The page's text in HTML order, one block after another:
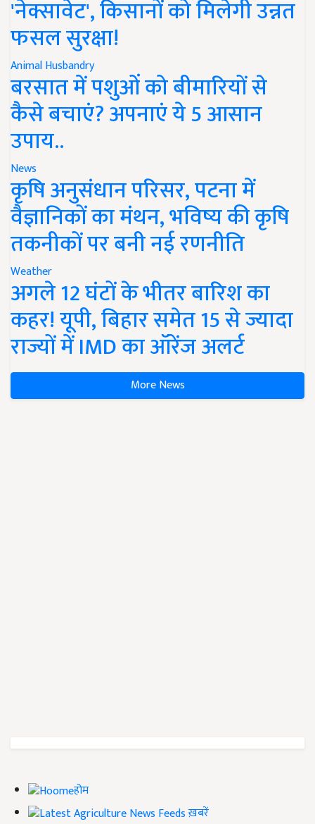
'नेक्सावेट', किसानों को मिलेगी उन्नत
फसल सुरक्षा!
Animal Husbandry
बरसात में पशुओं को बीमारियों से
कैसे बचाएं? अपनाएं ये 5 आसान
उपाय..
News
कृषि अनुसंधान परिसर, पटना में
वैज्ञानिकों का मंथन, भविष्य की कृषि
तकनीकों पर बनी नई रणनीति
Weather
अगले 12 घंटों के भीतर बारिश का
कहर! यूपी, बिहार समेत 15 से ज्यादा
राज्यों में IMD का ऑरेंज अलर्ट
More News
होम
ख़बरें